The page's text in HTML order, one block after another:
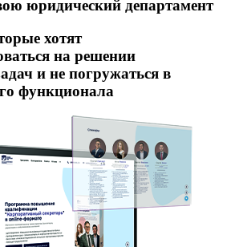
юридический департамент
хотят
на решении
и не погружаться в
функционала